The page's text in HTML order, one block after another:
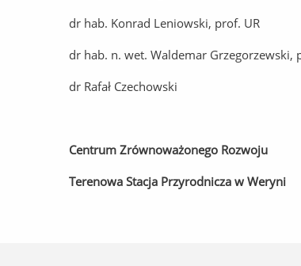
dr hab. Konrad Leniowski, prof. UR
dr hab. n. wet. Waldemar Grzegorzewski,
dr Rafał Czechowski
Centrum Zrównoważonego Rozwoju
Terenowa Stacja Przyrodnicza w Weryni